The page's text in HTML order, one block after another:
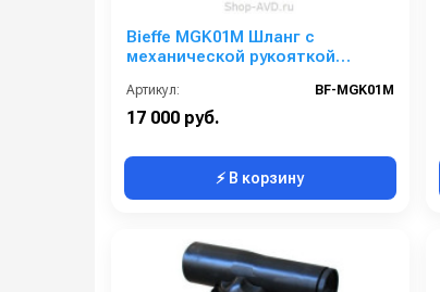
Bieffe MGK01M Шланг с
механической рукояткой
Артикул: BF-MGK01M
17 000 руб.
⚡ В корзину